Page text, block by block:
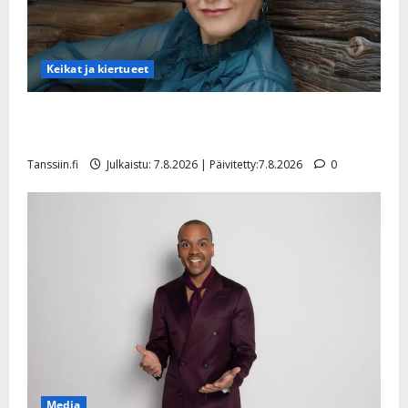
Keikat ja kiertueet
Tanssiin.fi Julkaistu: 7.8.2026 | Päivitetty:7.8.2026 0
Media